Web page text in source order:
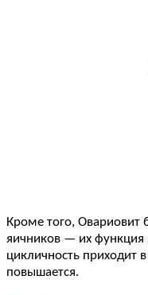
Кроме того, Овариовит
яичников — их функция
цикличность приходит
повышается.